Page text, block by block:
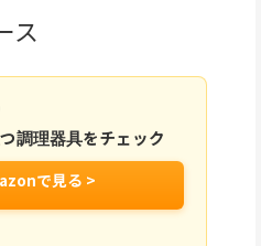
ス
調理器具をチェック
で見る >